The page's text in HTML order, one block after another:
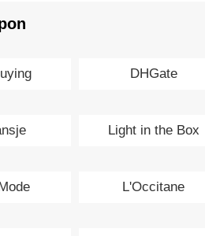
DHGate
Light in the Box
L'Occitane